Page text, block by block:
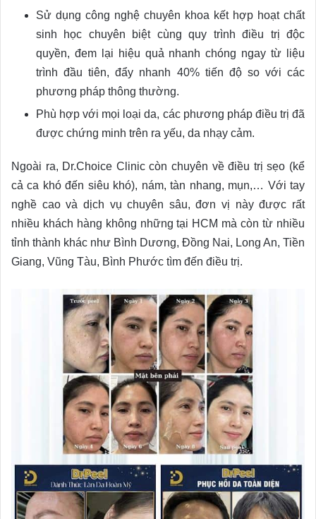
Sử dụng công nghệ chuyên khoa kết hợp hoạt chất
sinh học chuyên biệt cùng quy trình điều trị độc
quyền, đem lại hiệu quả nhanh chóng ngay từ liệu
trình đầu tiên, đẩy nhanh 40% tiến độ so với các
phương pháp thông thường.
Phù hợp với mọi loại da, các phương pháp điều trị đã
được chứng minh trên ra yếu, da nhạy cảm.
Ngoài ra, Dr.Choice Clinic còn chuyên về điều trị sẹo (kể
cả ca khó đến siêu khó), nám, tàn nhang, mụn,… Với tay
nghề cao và dịch vụ chuyên sâu, đơn vị này được rất
nhiều khách hàng không những tại HCM mà còn từ nhiều
tỉnh thành khác như Bình Dương, Đồng Nai, Long An, Tiền
Giang, Vũng Tàu, Bình Phước tìm đến điều trị.